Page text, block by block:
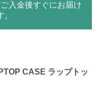
入金後すぐにお届け
CASE ラップトッ